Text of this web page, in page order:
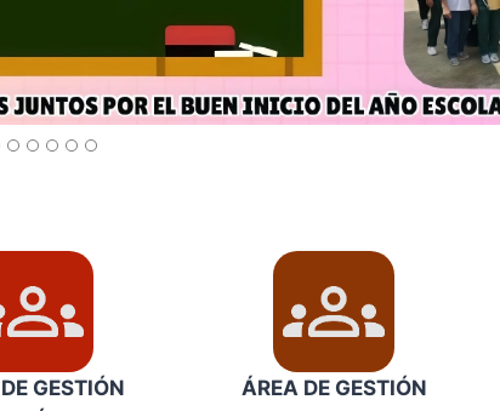
GESTIÓN
ÁREA DE GESTIÓN